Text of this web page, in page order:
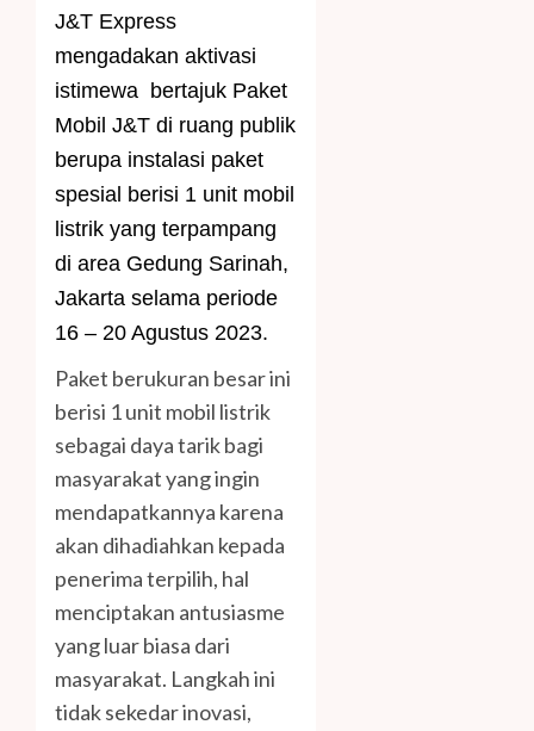
J&T Express
mengadakan aktivasi
istimewa bertajuk Paket
Mobil J&T di ruang publik
berupa instalasi paket
spesial berisi 1 unit mobil
listrik yang terpampang
di area Gedung Sarinah,
Jakarta selama periode
16 – 20 Agustus 2023.
Paket berukuran besar ini
berisi 1 unit mobil listrik
sebagai daya tarik bagi
masyarakat yang ingin
mendapatkannya karena
akan dihadiahkan kepada
penerima terpilih, hal
menciptakan antusiasme
yang luar biasa dari
masyarakat. Langkah ini
tidak sekedar inovasi,